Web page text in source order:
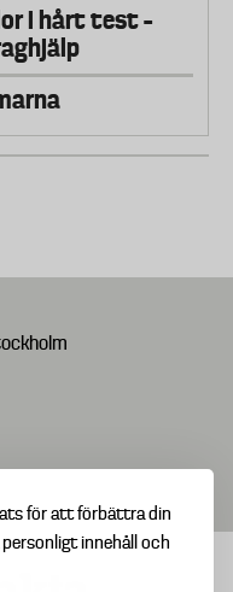
för att förbättra din
innehåll och
i hårt test –